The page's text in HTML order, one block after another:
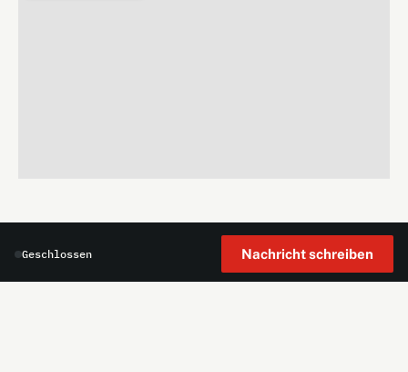
Geschlossen Nachricht schreiben